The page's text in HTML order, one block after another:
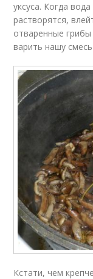
уксуса. Когда
растворятся,
отваренные
варить нашу
Кстати, чем